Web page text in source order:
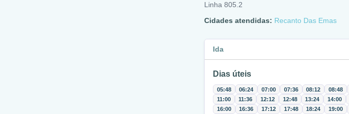
Linha 805.2
Cidades atendidas: Recanto Das Emas
Ida
Dias úteis
05:48 06:24 07:00 07:36 08:12 08:48
11:00
11:36 12:12 12:48 13:24 14:00
16:00
16:36 17:12 17:48 18:24 19:00